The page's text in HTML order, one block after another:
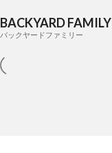
BACKYARD FAMILY
バックヤードファミリー